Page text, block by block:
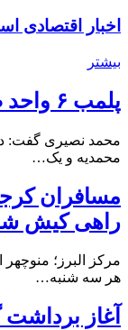
اخبار اقتصادی
بیشتر
پلمب ۶ واحد صنفی در شهرستان البرز
محمدیه و یک…
مسافران
راهی کیش
مرکز البرز؛
هر سه شنبه…
آغاز